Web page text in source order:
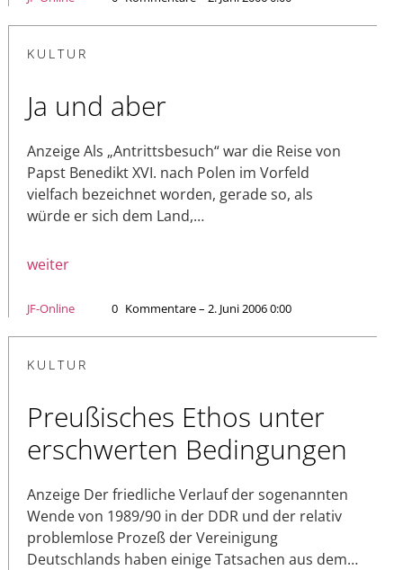
KULTUR
Ja und aber
Anzeige Als „Antrittsbesuch“ war die Reise von
Papst Benedikt XVI. nach Polen im Vorfeld
vielfach bezeichnet worden, gerade so, als
würde er sich dem Land,…
weiter
JF-Online 0 Kommentare – 2. Juni 2006 0:00
KULTUR
Preußisches Ethos unter
erschwerten Bedingungen
Anzeige Der friedliche Verlauf der sogenannten
Wende von 1989/90 in der DDR und der relativ
problemlose Prozeß der Vereinigung
Deutschlands haben einige Tatsachen aus dem…